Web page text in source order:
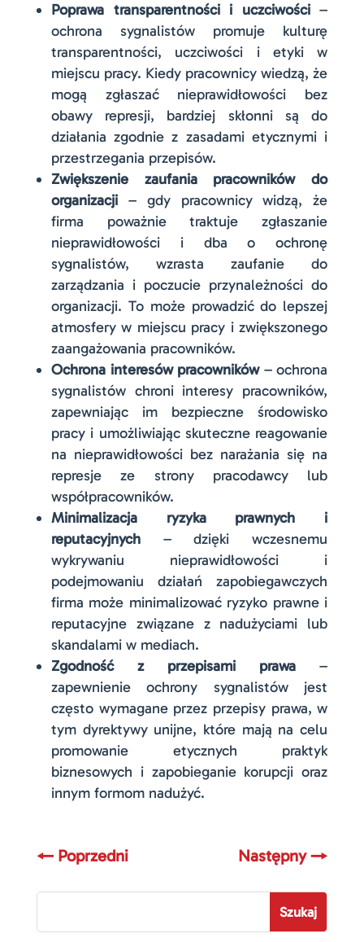
Poprawa transparentności i uczciwości–
ochrona sygnalistów promuje kulturę
transparentności, uczciwości i etyki w
miejscu pracy. Kiedy pracownicy wiedzą, że
mogą zgłaszać nieprawidłowości bez
obawy represji, bardziej skłonni są do
działania zgodnie z zasadami etycznymi i
przestrzegania przepisów.
Zwiększenie zaufania pracowników do
organizacji– gdy pracownicy widzą, że
firma poważnie traktuje zgłaszanie
nieprawidłowości i dba o ochronę
sygnalistów, wzrasta zaufanie do
zarządzania i poczucie przynależności do
organizacji. To może prowadzić do lepszej
atmosfery w miejscu pracy i zwiększonego
zaangażowania pracowników.
Ochrona interesów pracowników– ochrona
sygnalistów chroni interesy pracowników,
zapewniając im bezpieczne środowisko
pracy i umożliwiając skuteczne reagowanie
na nieprawidłowości bez narażania się na
represje ze strony pracodawcy lub
współpracowników.
Minimalizacja ryzyka prawnych i
reputacyjnych– dzięki wczesnemu
wykrywaniu nieprawidłowości i
podejmowaniu działań zapobiegawczych
firma może minimalizować ryzyko prawne i
reputacyjne związane z nadużyciami lub
skandalami w mediach.
Zgodność z przepisami prawa –
zapewnienie ochrony sygnalistów jest
często wymagane przez przepisy prawa, w
tym dyrektywy unijne, które mają na celu
promowanie etycznych praktyk
biznesowych i zapobieganie korupcji oraz
innym formom nadużyć.
← Poprzedni Następny→